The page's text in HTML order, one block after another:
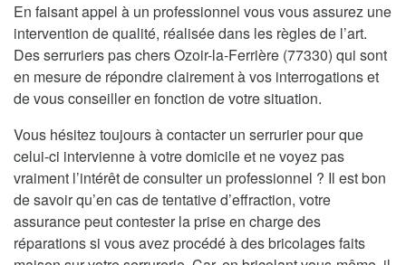
En faisant appel à un professionnel vous vous assurez une
intervention de qualité, réalisée dans les règles de l’art.
Des serruriers pas chers Ozoir-la-Ferrière (77330) qui sont
en mesure de répondre clairement à vos interrogations et
de vous conseiller en fonction de votre situation.
Vous hésitez toujours à contacter un serrurier pour que
celui-ci intervienne à votre domicile et ne voyez pas
vraiment l’intérêt de consulter un professionnel ? Il est bon
de savoir qu’en cas de tentative d’effraction, votre
assurance peut contester la prise en charge des
réparations si vous avez procédé à des bricolages faits